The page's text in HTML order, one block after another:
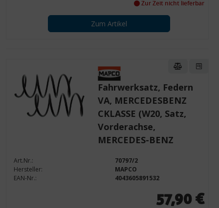
Zur Zeit nicht lieferbar
Zum Artikel
Fahrwerksatz, Federn
VA, MERCEDESBENZ
CKLASSE (W20, Satz,
Vorderachse,
MERCEDES-BENZ
Art.Nr.:
70797/2
Hersteller:
MAPCO
EAN-Nr.:
4043605891532
57,90 €